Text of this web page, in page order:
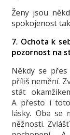
Ženy jsou
spokojenost
7. Ochota k
pozornost na
Někdy se
příliš nemění.
stát
A přesto i
lásky. Oba se
něžnosti.